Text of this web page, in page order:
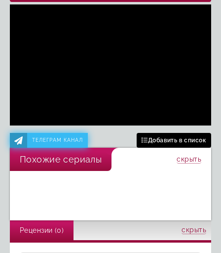
ТЕЛЕГРАМ КАНАЛ Добавить в список
Похожие сериалы
скрыть
Побережье
Рецензии (0) скрыть